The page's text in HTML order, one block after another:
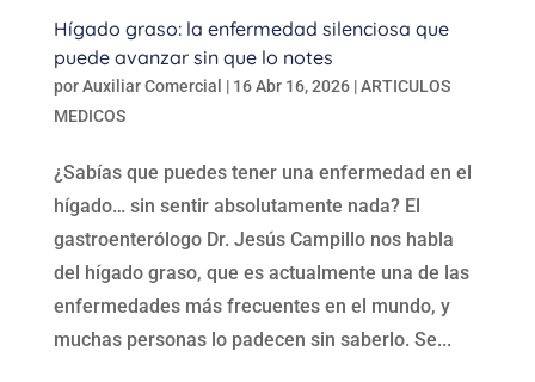
Hígado graso: la enfermedad silenciosa que
puede avanzar sin que lo notes
porAuxiliar Comercial | 16 Abr 16, 2026|ARTICULOS
MEDICOS
¿Sabías que puedes tener una enfermedad en el
hígado… sin sentir absolutamente nada? El
gastroenterólogo Dr. Jesús Campillo nos habla
del hígado graso, que es actualmente una de las
enfermedades más frecuentes en el mundo, y
muchas personas lo padecen sin saberlo. Se...